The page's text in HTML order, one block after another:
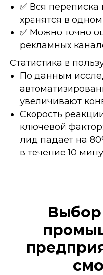
✅ Вся
хранятся в
✅ Можно точно
рекламных
Статистика в
По данным
увеличивают
Скорость
ключевой
лид падает на
в течение 10
Выбор